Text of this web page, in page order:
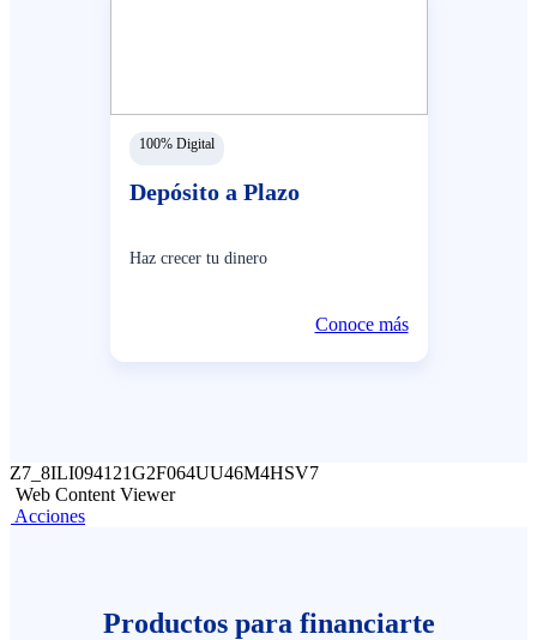
100% Digital
Depósito a Plazo
Haz crecer tu dinero
Conoce más
Z7_8ILI094121G2F064UU46M4HSV7
Web Content Viewer
Acciones
Productos para financiarte